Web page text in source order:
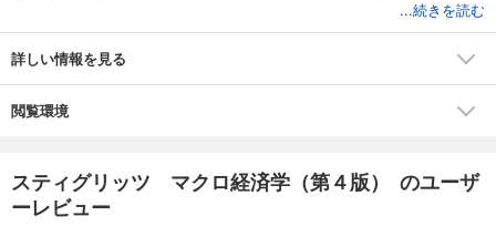
国中央銀行によって採用されている最新のアプローチを前提として議論
を展開しています。
新版では、マクロ経済学への現代的なアプローチが採用されています。
マネーサプライのコントロールではなく、利子率操作による金融政策の
◆「トピックス」も充実
高度な内容については「トピックス」を扱う章で、簡潔に説明されてい
...続きを読む
詳しい情報を見る
閲覧環境
スティグリッツ マクロ経済学（第４版） のユーザ
ーレビュー